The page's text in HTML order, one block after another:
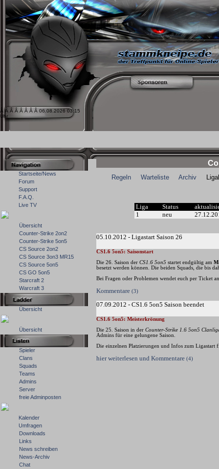
Â Â Â Â Â Â Â Â 06.08.2026 03:15
Uhr
Startseite/News
Forum
Support
F.A.Q.
Live TV
Übersicht
Counter-Strike 2on2
Counter-Strike 5on5
CS Source 2on2
CS Source 3on3 MR15
CS Source 5on5
CS GO 5on5
Starcraft 2
Warcraft 3
Übersicht
Übersicht
Spieler
Clans
Squads
Teams
Admins
Server
freie Adminposten
Kalender
Umfragen
Downloads
Links
News schreiben
News-Archiv
Chat
Regeln Warteliste Archiv
Liga Status
1
neu
05.10.2012 - Ligastart Saison 26
CS1.6 5on5: Saisonstart
Die 26. Saison der CS1.6 5on5 startet endgültig am
besetzt werden können. Die beiden Squads, die bis
Bei Fragen oder Problemen wendet euch per Ticket
Kommentare (3)
07.09.2012 - CS1.6 5on5 Saison beendet
CS1.6 5on5: Meisterkrönung
Die 25. Saison in der Counter-Strike 1.6 5on5
Admins für eine gelungene Saison.
Die einzelnen Platzierungen und Infos zum Ligastart
hier weiterlesen und Kommentare (4)